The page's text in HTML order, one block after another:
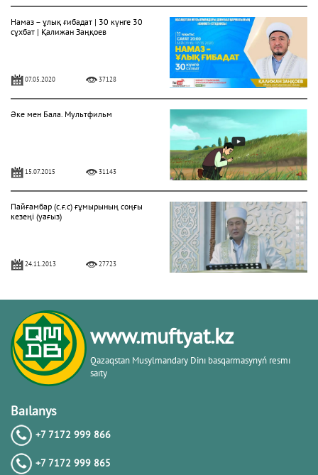
Намаз – ұлық ғибадат | 30 күнге 30
сұхбат | Қалижан Заңқоев
07.05.2020 37128
Әке мен Бала. Мультфильм
15.07.2015 31143
Пайғамбар (с.ғ.с) ғұмырының соңғы
кезеңі (уағыз)
24.11.2013 27723
"Фатиха" сүресі
11.04.2016
23.10.2015
www.muftyat.kz
Qazaqstan Musylmandary Dіnı basqarmasynyń resmı
saıty
Baılanys
+7 7172 999 866
+7 7172 999 865